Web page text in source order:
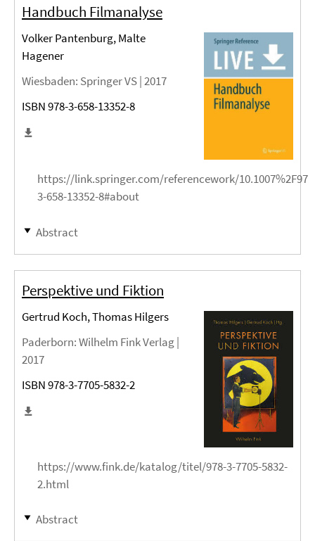
Handbuch Filmanalyse
Volker Pantenburg, Malte
Hagener
Wiesbaden: Springer VS |2017
ISBN 978-3-658-13352-8
https://link.springer.com/referencework/
3-658-13352-8#about
Abstract
Perspektive und Fiktion
Gertrud Koch, Thomas Hilgers
Paderborn: Wilhelm Fink Verlag |
2017
ISBN 978-3-7705-5832-2
https://www.fink.de/katalog/titel/978-3-7705-5832-
2.html
Abstract